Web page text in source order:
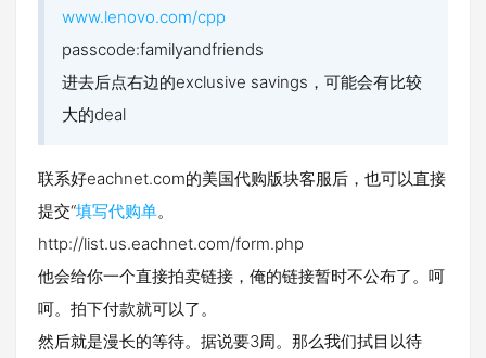
www.lenovo.com/cpp
passcode:familyandfriends
进去后点右边的exclusive savings，可能会有比较
大的deal
联系好eachnet.com的美国代购版块客服后，也可以直接
提交“填写代购单。
http://list.us.eachnet.com/form.php
他会给你一个直接拍卖链接，俺的链接暂时不公布了。呵
呵。拍下付款就可以了。
然后就是漫长的等待。据说要3周。那么我们拭目以待